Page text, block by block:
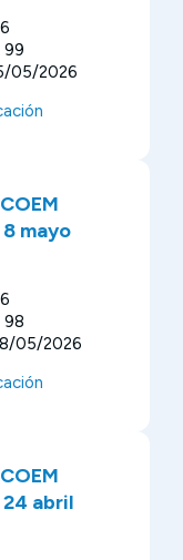
99
05/2026
mayo
98
05/2026
abril